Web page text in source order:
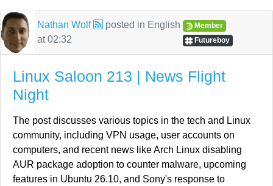
Nathan Wolf posted in English
at02:32
Member
Futureboy
Linux Saloon 213 | News Flight
Night
The post discusses various topics in the tech and Linux
community, including VPN usage, user accounts on
computers, and recent news like Arch Linux disabling
AUR package adoption to counter malware, upcoming
features in Ubuntu 26.10, and Sony's response to